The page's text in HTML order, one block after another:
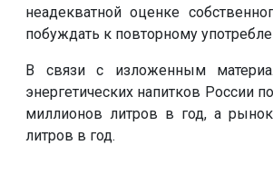
неадекватной оценке
побуждать к повторному
В связи с изложенным
энергетических напитков России
миллионов литров в год, а
литров в год.